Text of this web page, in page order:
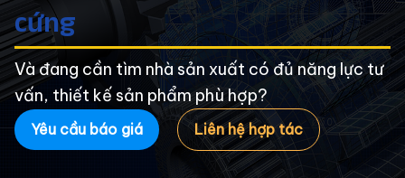
cứng
Và đang cần tìm nhà sản xuất có đủ năng lực tư
vấn, thiết kế sản phẩm phù hợp?
Yêu cầu báo giá Liên hệ hợp tác